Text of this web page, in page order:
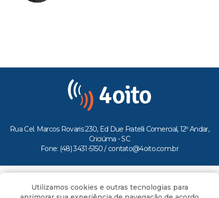
Rua Cel. Marcos Rovaris 230, Ed Due Fratelli Comercial, 12º Andar,
Criciúma - SC
Fone: (48) 3431-5150 / contato@4oito.com.br
Todos os direitos reservados ao Portal 4oito
Utilizamos cookies e outras tecnologias para